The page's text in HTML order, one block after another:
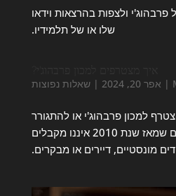
פרבהוג'י ולצפות בהרצאות וידאו
שלו או של תלמידיו.
| אפר 20, 2024 |שאלות נפוצות
למכון פרבהוג'י או להתגורר
באבדהוטאשראם משום שמאז שנת 2010 איננו מקבלים
מונסטיים, דיירים או מבקרים.